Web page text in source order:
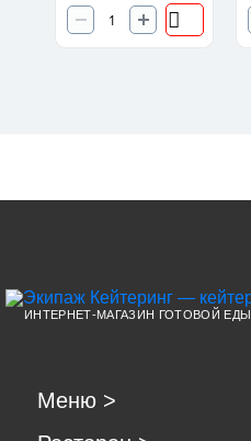
ИНТЕРНЕТ-МАГАЗИН ГОТОВОЙ ЕДЫ
Меню >